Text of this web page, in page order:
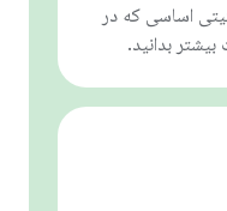
اساسی که در